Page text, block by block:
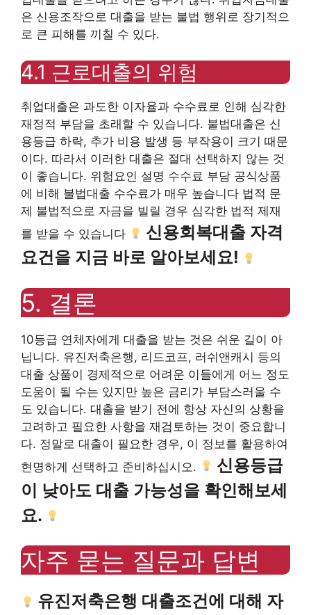
은 신용조작으로 대출을 받는 불법 행위로 장기적으
로 큰 피해를 끼칠 수 있다.
4.1 근로대출의 위험
취업대출은 과도한 이자율과 수수료로 인해 심각한
재정적 부담을 초래할 수 있습니다. 불법대출은 신
용등급 하락, 추가 비용 발생 등 부작용이 크기 때문
이다. 따라서 이러한 대출은 절대 선택하지 않는 것
이 좋습니다. 위험요인 설명 수수료 부담 공식상품
에 비해 불법대출 수수료가 매우 높습니다 법적 문
제 불법적으로 자금을 빌릴 경우 심각한 법적 제재
를 받을 수 있습니다
신용회복대출 자격
요건을 지금 바로 알아보세요!
5. 결론
10등급 연체자에게 대출을 받는 것은 쉬운 길이 아
닙니다. 유진저축은행, 리드코프, 러쉬앤캐시 등의
대출 상품이 경제적으로 어려운 이들에게 어느 정도
도움이 될 수는 있지만 높은 금리가 부담스러울 수
도 있습니다. 대출을 받기 전에 항상 자신의 상황을
고려하고 필요한 사항을 재검토하는 것이 중요합니
다. 정말로 대출이 필요한 경우, 이 정보를 활용하여
현명하게 선택하고 준비하십시오.
신용등급
이 낮아도 대출 가능성을 확인해보세
요.
자주 묻는 질문과 답변
유진저축은행 대출조건에 대해 자